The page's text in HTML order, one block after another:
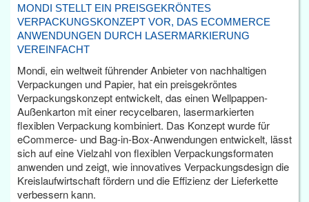
MONDI STELLT EIN PREISGEKRÖNTES
VERPACKUNGSKONZEPT VOR, DAS ECOMMERCE
ANWENDUNGEN DURCH LASERMARKIERUNG
VEREINFACHT
Mondi, ein weltweit führender Anbieter von nachhaltigen
Verpackungen und Papier, hat ein preisgekröntes
Verpackungskonzept entwickelt, das einen Wellpappen-
Außenkarton mit einer recycelbaren, lasermarkierten
flexiblen Verpackung kombiniert. Das Konzept wurde für
eCommerce- und Bag-in-Box-Anwendungen entwickelt, lässt
sich auf eine Vielzahl von flexiblen Verpackungsformaten
anwenden und zeigt, wie innovatives Verpackungsdesign die
Kreislaufwirtschaft fördern und die Effizienz der Lieferkette
verbessern kann.